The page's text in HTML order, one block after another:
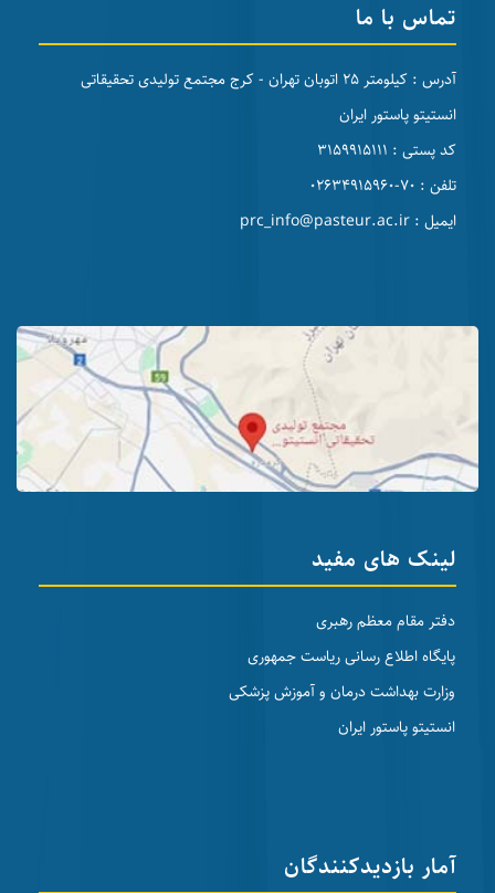
تماس با ما
آدرس : کیلومتر 25 اتوبان تهران - کرج مجتمع تولیدی تحقیقاتی
انستیتو پاستور ایران
کد پستی : 3159915111
تلفن : 70-02634915960
ایمیل : prc_info@pasteur.ac.ir
لینک های مفید
دفتر مقام معظم رهبری
پایگاه اطلاع رسانی ریاست جمهوری
وزارت بهداشت درمان و آموزش پزشکی
انستیتو پاستور ایران
آمار بازدیدکنندگان